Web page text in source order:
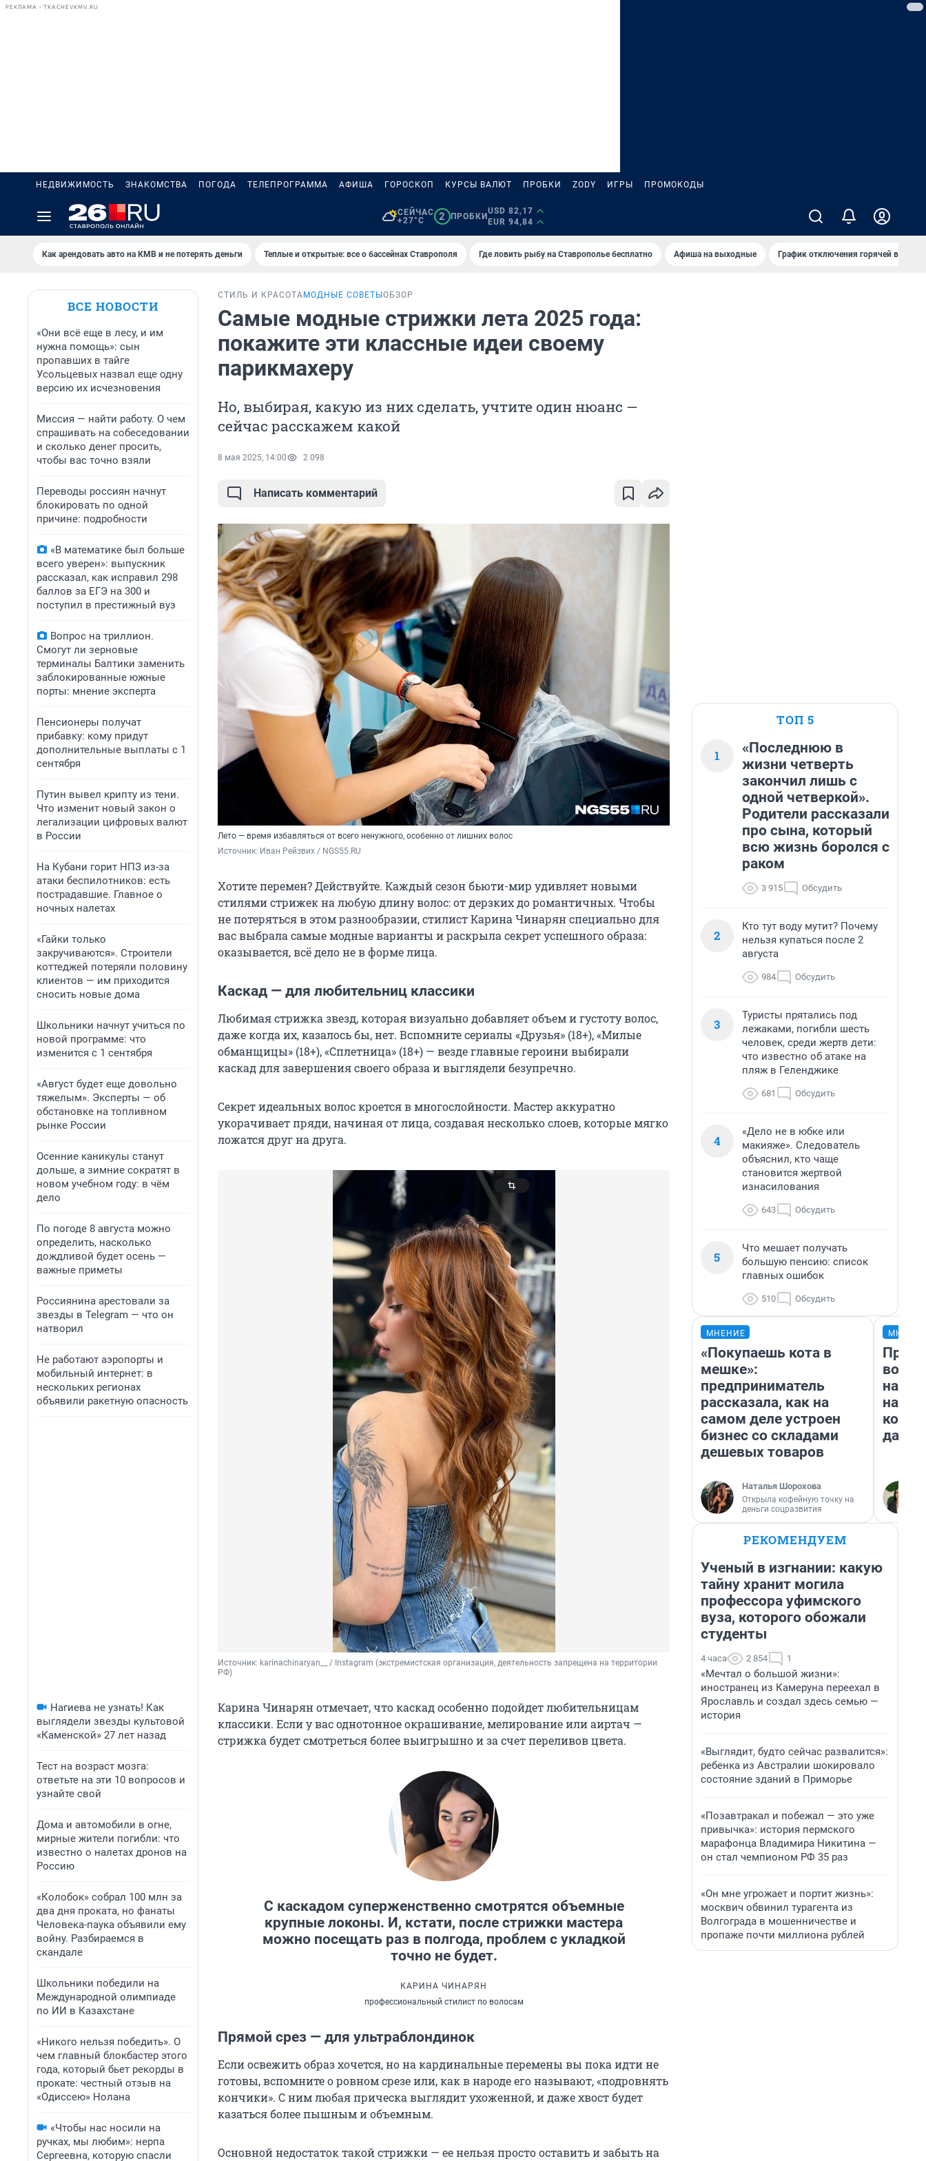
РЕКЛАМА • TKACHEVKMV.RU
НЕДВИЖИМОСТЬ ЗНАКОМСТВА ПОГОДА ТЕЛЕПРОГРАММА АФИША ГОРОСКОП КУРСЫ ВАЛЮТ ПРОБКИ ZODY ИГРЫ ПРОМОКОДЫ
СЕЙЧАС
+27°C
2 ПРОБКИ
USD 82,17
EUR 94,84
Как арендовать авто на КМВ и не потерять деньги Теплые и открытые: все о бассейнах Ставрополя Где ловить рыбу на Ставрополье бесплатно Афиша на выходные График отключения горячей воды в
ВСЕ НОВОСТИ
«Они всё еще в лесу, и им
нужна помощь»: сын
пропавших в тайге
Усольцевых назвал еще одну
версию их исчезновения
Миссия — найти работу. О чем
спрашивать на собеседовании
и сколько денег просить,
чтобы вас точно взяли
Переводы россиян начнут
блокировать по одной
причине: подробности
«В математике был больше
всего уверен»: выпускник
рассказал, как исправил 298
баллов за ЕГЭ на 300 и
поступил в престижный вуз
Вопрос на триллион.
Смогут ли зерновые
терминалы Балтики заменить
заблокированные южные
порты: мнение эксперта
Пенсионеры получат
прибавку: кому придут
дополнительные выплаты с 1
сентября
Путин вывел крипту из тени.
Что изменит новый закон о
легализации цифровых валют
в России
На Кубани горит НПЗ из-за
атаки беспилотников: есть
пострадавшие. Главное о
ночных налетах
«Гайки только
закручиваются». Строители
коттеджей потеряли половину
клиентов — им приходится
сносить новые дома
Школьники начнут учиться по
новой программе: что
изменится с 1 сентября
«Август будет еще довольно
тяжелым». Эксперты — об
обстановке на топливном
рынке России
Осенние каникулы станут
дольше, а зимние сократят в
новом учебном году: в чём
дело
По погоде 8 августа можно
определить, насколько
дождливой будет осень —
важные приметы
Россиянина арестовали за
звезды в Telegram — что он
натворил
Не работают аэропорты и
мобильный интернет: в
нескольких регионах
объявили ракетную опасность
Нагиева не узнать! Как
выглядели звезды культовой
«Каменской» 27 лет назад
Тест на возраст мозга:
ответьте на эти 10 вопросов и
узнайте свой
Дома и автомобили в огне,
мирные жители погибли: что
известно о налетах дронов на
Россию
«Колобок» собрал 100 млн за
два дня проката, но фанаты
Человека-паука объявили ему
войну. Разбираемся в
скандале
Школьники победили на
Международной олимпиаде
по ИИ в Казахстане
«Никого нельзя победить». О
чем главный блокбастер этого
года, который бьет рекорды в
прокате: честный отзыв на
«Одиссею» Нолана
«Чтобы нас носили на
ручках, мы любим»: нерпа
Сергеевна, которую спасли
СТИЛЬ И КРАСОТА МОДНЫЕ СОВЕТЫ ОБЗОР
Самые модные стрижки лета 2025 года:
покажите эти классные идеи своему
парикмахеру
Но, выбирая, какую из них сделать, учтите один нюанс —
сейчас расскажем какой
8 мая 2025, 14:00 2 098
Написать комментарий
Лето — время избавляться от всего ненужного, особенно от лишних волос
Источник: Иван Рейзвих / NGS55.RU
Хотите перемен? Действуйте. Каждый сезон бьюти-мир удивляет новыми
стилями стрижек на любую длину волос: от дерзких до романтичных. Чтобы
не потеряться в этом разнообразии, стилист Карина Чинарян специально для
вас выбрала самые модные варианты и раскрыла секрет успешного образа:
оказывается, всё дело не в форме лица.
Каскад — для любительниц классики
Любимая стрижка звезд, которая визуально добавляет объем и густоту волос,
даже когда их, казалось бы, нет. Вспомните сериалы «Друзья» (18+), «Милые
обманщицы» (18+), «Сплетница» (18+) — везде главные героини выбирали
каскад для завершения своего образа и выглядели безупречно.
Секрет идеальных волос кроется в многослойности. Мастер аккуратно
укорачивает пряди, начиная от лица, создавая несколько слоев, которые мягко
ложатся друг на друга.
Источник: karinachinaryan__ / Instagram (экстремистская организация, деятельность запрещена на территории
РФ)
Карина Чинарян отмечает, что каскад особенно подойдет любительницам
классики. Если у вас однотонное окрашивание, мелирование или аиртач —
стрижка будет смотреться более выигрышно и за счет переливов цвета.
С каскадом суперженственно смотрятся объемные
крупные локоны. И, кстати, после стрижки мастера
можно посещать раз в полгода, проблем с укладкой
точно не будет.
КАРИНА ЧИНАРЯН
профессиональный стилист по волосам
Прямой срез — для ультраблондинок
Если освежить образ хочется, но на кардинальные перемены вы пока идти не
готовы, вспомните о ровном срезе или, как в народе его называют, «подровнять
кончики». С ним любая прическа выглядит ухоженной, и даже хвост будет
казаться более пышным и объемным.
Основной недостаток такой стрижки — ее нельзя просто оставить и забыть на
ТОП 5
1
«Последнюю в
жизни четверть
закончил лишь с
одной четверкой».
Родители рассказали
про сына, который
всю жизнь боролся с
раком
3 915 Обсудить
2
Кто тут воду мутит? Почему
нельзя купаться после 2
августа
984 Обсудить
3
Туристы прятались под
лежаками, погибли шесть
человек, среди жертв дети:
что известно об атаке на
пляж в Геленджике
681 Обсудить
4
«Дело не в юбке или
макияже». Следователь
объяснил, кто чаще
становится жертвой
изнасилования
643 Обсудить
5
Что мешает получать
большую пенсию: список
главных ошибок
510 Обсудить
МНЕНИЕ
«Покупаешь кота в
мешке»:
предприниматель
рассказала, как на
самом деле устроен
бизнес со складами
дешевых товаров
Наталья Шорохова
Открыла кофейную точку на
деньги соцразвития
нам
даже
РЕКОМЕНДУЕМ
Ученый в изгнании: какую
тайну хранит могила
профессора уфимского
вуза, которого обожали
студенты
4 часа 2 854 1
«Мечтал о большой жизни»:
иностранец из Камеруна переехал в
Ярославль и создал здесь семью —
история
«Выглядит, будто сейчас развалится»:
ребенка из Австралии шокировало
состояние зданий в Приморье
«Позавтракал и побежал — это уже
привычка»: история пермского
марафонца Владимира Никитина —
он стал чемпионом РФ 35 раз
«Он мне угрожает и портит жизнь»:
москвич обвинил турагента из
Волгограда в мошенничестве и
пропаже почти миллиона рублей